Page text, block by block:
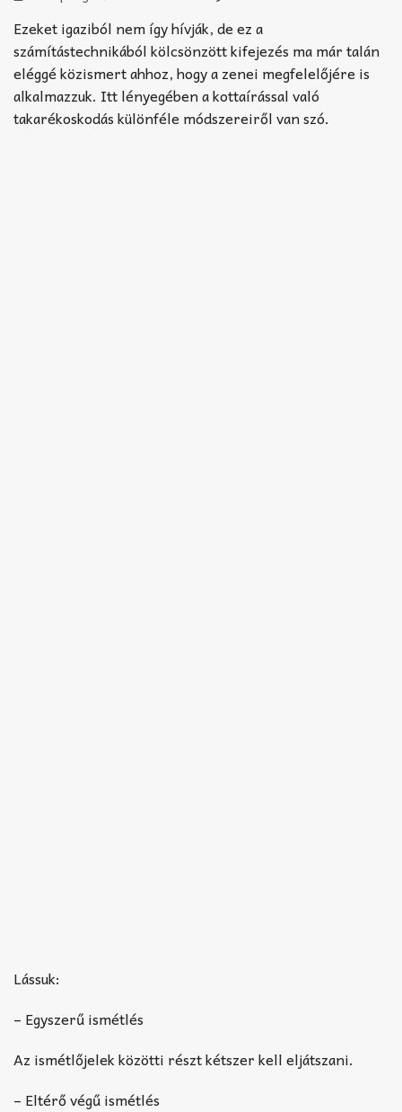
TABok
Improvizáció
Ezeket igaziból nem így hívják, de ez a
számítástechnikából kölcsönzött kifejezés ma már talán
eléggé közismert ahhoz, hogy a zenei megfelelőjére is
alkalmazzuk. Itt lényegében a kottaírással való
takarékoskodás különféle módszereiről van szó.
Lássuk:
– Egyszerű ismétlés
Az ismétlőjelek közötti részt kétszer kell eljátszani.
– Eltérő végű ismétlés